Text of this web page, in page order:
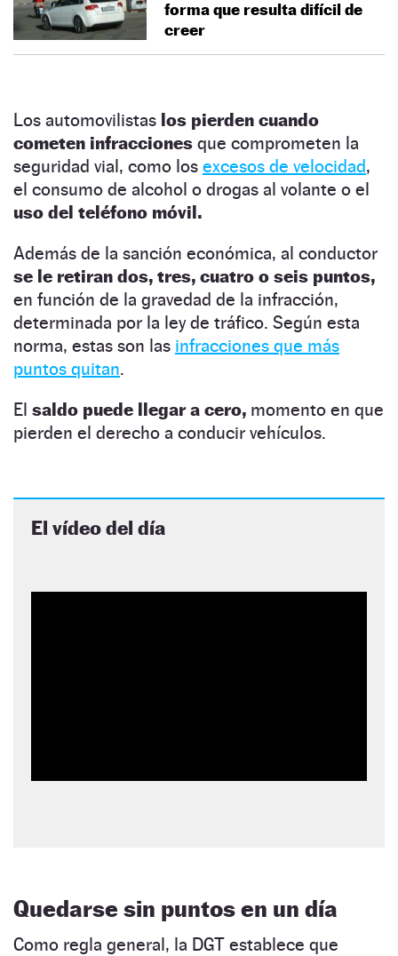
forma que resulta difícil de
creer
Los automovilistas los pierden cuando
cometen infracciones que comprometen la
seguridad vial, como los excesos de velocidad,
el consumo de alcohol o drogas al volante o el
uso del teléfono móvil.
Además de la sanción económica, al conductor
se le retiran dos, tres, cuatro o seis puntos,
en función de la gravedad de la infracción,
determinada por la ley de tráfico. Según esta
norma, estas son las infracciones que más
puntos quitan.
El saldo puede llegar a cero, momento en que
pierden el derecho a conducir vehículos.
El vídeo del día
Quedarse sin puntos en un día
Como regla general, la DGT establece que